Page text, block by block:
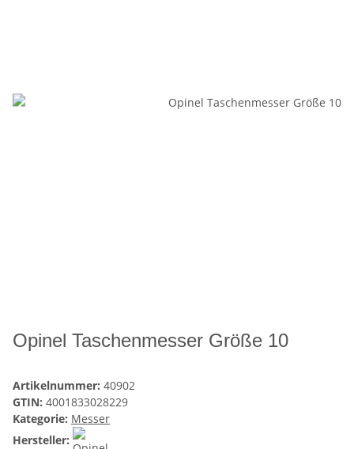
Opinel Taschenmesser Größe 10
Artikelnummer: 40902
GTIN: 4001833028229
Kategorie: Messer
Hersteller: